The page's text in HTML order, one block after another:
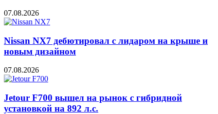
07.08.2026
Nissan NX7 дебютировал с лидаром на крыше и
новым дизайном
07.08.2026
Jetour F700 вышел на рынок с гибридной
установкой на 892 л.с.